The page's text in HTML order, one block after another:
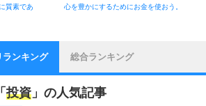
質素であ
心を豊かにするためにお金を使おう。
ランキング 総合ランキング
「投資 」の人気記事